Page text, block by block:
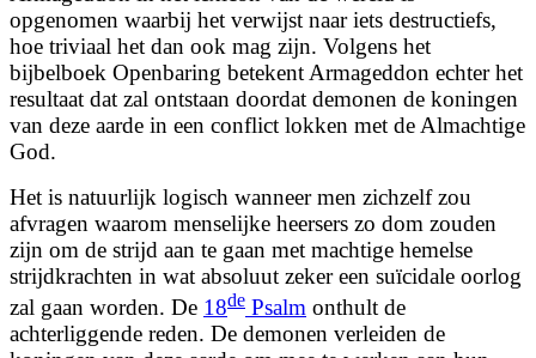
opgenomen waarbij het verwijst naar iets destructiefs,
hoe triviaal het dan ook mag zijn. Volgens het
bijbelboek Openbaring betekent Armageddon echter het
resultaat dat zal ontstaan doordat demonen de koningen
van deze aarde in een conflict lokken met de Almachtige
God.
Het is natuurlijk logisch wanneer men zichzelf zou
afvragen waarom menselijke heersers zo dom zouden
zijn om de strijd aan te gaan met machtige hemelse
strijdkrachten in wat absoluut zeker een suïcidale oorlog
zal gaan worden. De 18de Psalm onthult de
achterliggende reden. De demonen verleiden de